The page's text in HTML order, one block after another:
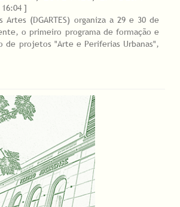
]
Artes (DGARTES) organiza a 29 e 30 de
o primeiro programa de formação e
de projetos "Arte e Periferias Urbanas",